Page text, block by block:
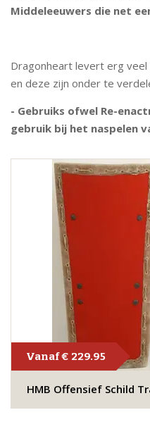
Middeleeuwers die net
Dragonheart levert erg
en deze zijn onder te
- Gebruiks ofwel Re-
gebruik bij het naspelen
Vanaf € 229.95
HMB Offensief Schild